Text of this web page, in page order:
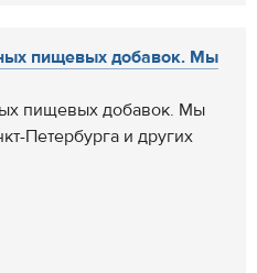
пищевых добавок. Мы
пищевых добавок. Мы
Петербурга и других